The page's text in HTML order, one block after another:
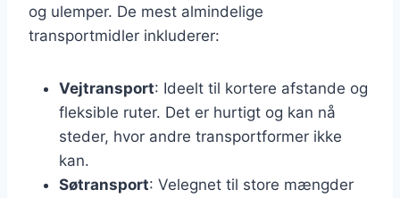
og ulemper. De mest almindelige
transportmidler inkluderer:
Vejtransport: Ideelt til kortere afstande og
fleksible ruter. Det er hurtigt og kan nå
steder, hvor andre transportformer ikke
kan.
Søtransport: Velegnet til store mængder